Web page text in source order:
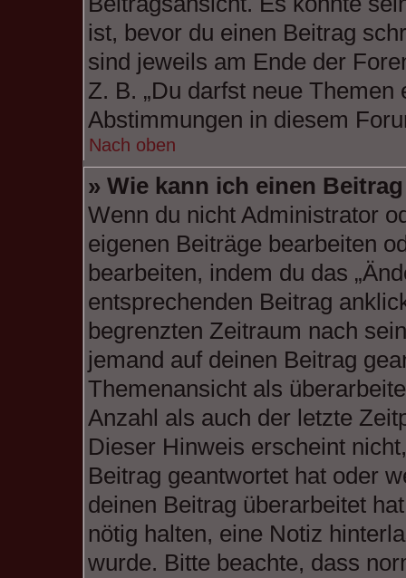
ist, bevor du einen Beitrag
sind jeweils am Ende der
Z. B. „Du darfst neue Themen
Abstimmungen in diesem
Nach oben
» Wie kann ich einen
Wenn du nicht Administrator
eigenen Beiträge bearbeiten
bearbeiten, indem du das
entsprechenden Beitrag
begrenzten Zeitraum nach
jemand auf deinen Beitrag
Themenansicht als
Anzahl als auch der letzte
Dieser Hinweis erscheint
Beitrag geantwortet hat oder
deinen Beitrag überarbeitet
nötig halten, eine Notiz
wurde. Bitte beachte, dass